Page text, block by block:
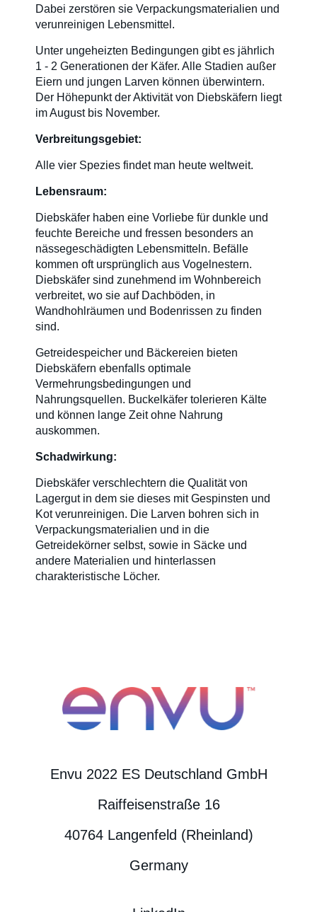
Dabei zerstören sie Verpackungsmaterialien und
verunreinigen Lebensmittel.
Unter ungeheizten Bedingungen gibt es jährlich
1 - 2 Generationen der Käfer. Alle Stadien außer
Eiern und jungen Larven können überwintern.
Der Höhepunkt der Aktivität von Diebskäfern liegt
im August bis November.
Verbreitungsgebiet:
Alle vier Spezies findet man heute weltweit.
Lebensraum:
Diebskäfer haben eine Vorliebe für dunkle und
feuchte Bereiche und fressen besonders an
nässegeschädigten Lebensmitteln. Befälle
kommen oft ursprünglich aus Vogelnestern.
Diebskäfer sind zunehmend im Wohnbereich
verbreitet, wo sie auf Dachböden, in
Wandhohlräumen und Bodenrissen zu finden
sind.
Getreidespeicher und Bäckereien bieten
Diebskäfern ebenfalls optimale
Vermehrungsbedingungen und
Nahrungsquellen. Buckelkäfer tolerieren Kälte
und können lange Zeit ohne Nahrung
auskommen.
Schadwirkung:
Diebskäfer verschlechtern die Qualität von
Lagergut in dem sie dieses mit Gespinsten und
Kot verunreinigen. Die Larven bohren sich in
Verpackungsmaterialien und in die
Getreidekörner selbst, sowie in Säcke und
andere Materialien und hinterlassen
charakteristische Löcher.
Envu 2022 ES Deutschland GmbH
Raiffeisenstraße 16
40764 Langenfeld (Rheinland)
Germany